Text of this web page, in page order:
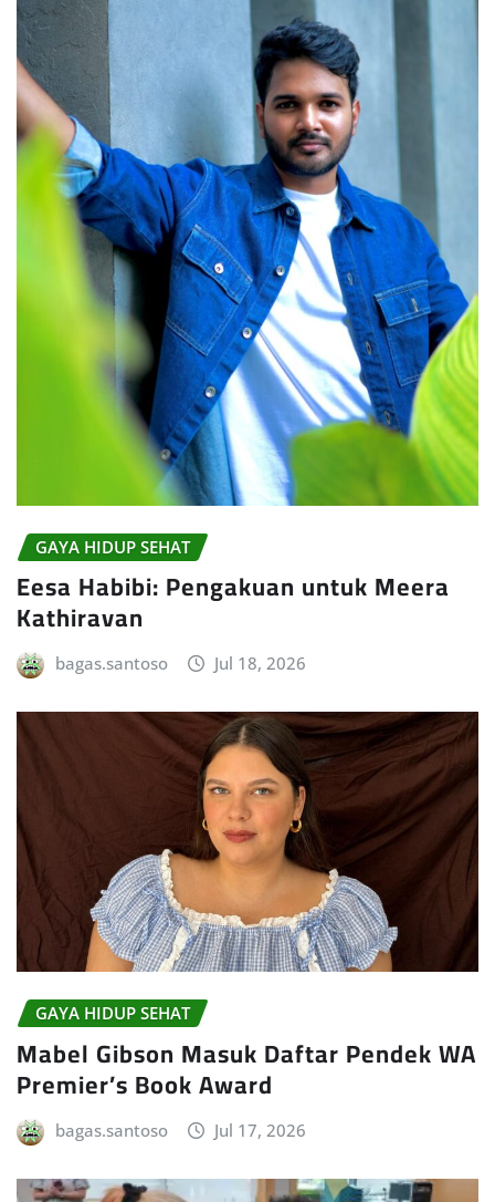
GAYA HIDUP SEHAT
Eesa Habibi: Pengakuan untuk Meera
Kathiravan
bagas.santoso Jul 18, 2026
GAYA HIDUP SEHAT
Mabel Gibson Masuk Daftar Pendek WA
Premier’s Book Award
bagas.santoso Jul 17, 2026